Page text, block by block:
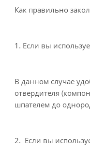
Как правильно
1. Если вы
В данном случае
отвердителя
шпателем до
2. Если вы